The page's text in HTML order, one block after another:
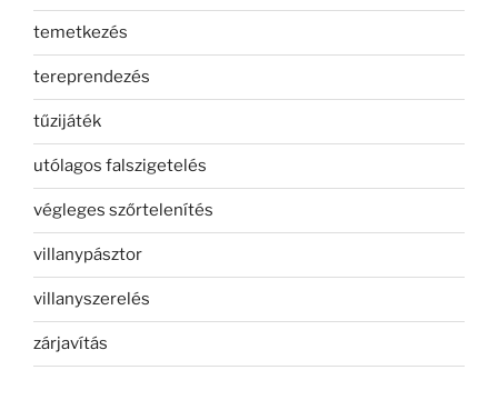
temetkezés
tereprendezés
tűzijáték
utólagos falszigetelés
végleges szőrtelenítés
villanypásztor
villanyszerelés
zárjavítás